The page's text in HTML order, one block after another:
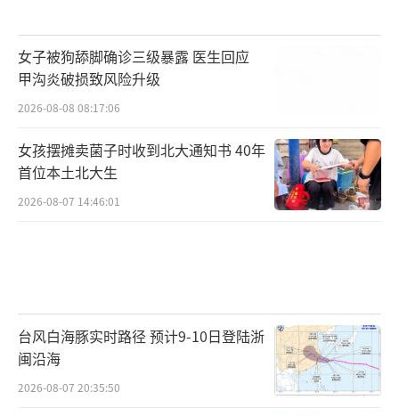
女子被狗舔脚确诊三级暴露 医生回应
甲沟炎破损致风险升级
2026-08-08 08:17:06
女孩摆摊卖菌子时收到北大通知书 40年
首位本土北大生
2026-08-07 14:46:01
台风白海豚实时路径 预计9-10日登陆浙
闽沿海
2026-08-07 20:35:50